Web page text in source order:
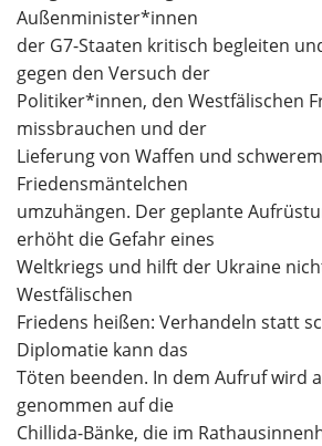
Außenminister*innen
der G7-Staaten kritisch begleiten
gegen den Versuch der
Politiker*innen, den Westfälischen
missbrauchen und der
Lieferung von Waffen und
Friedensmäntelchen
umzuhängen. Der geplante
erhöht die Gefahr eines
Weltkriegs und hilft der Ukraine
Westfälischen
Friedens heißen: Verhandeln statt
Diplomatie kann das
Töten beenden. In dem Aufruf wird
genommen auf die
Chillida-Bänke, die im